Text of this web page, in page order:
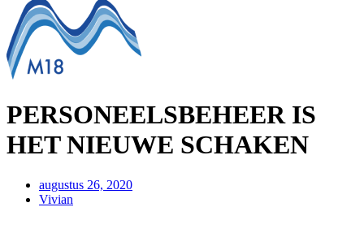
PERSONEELSBEHEER IS
HET NIEUWE SCHAKEN
augustus 26, 2020
Vivian